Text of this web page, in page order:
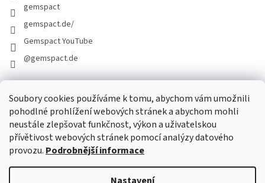
Soubory cookies používáme k tomu, abychom vám umožnili
pohodlné prohlížení webových stránek a abychom mohli
neustále zlepšovat funkčnost, výkon a uživatelskou
přívětivost webových stránek pomocí analýzy datového
provozu. Podrobnější informace
gemspact
gemspact.de/
Gemspact YouTube
@gemspact.de
KONTAKTNÍ FORMULÁŘ